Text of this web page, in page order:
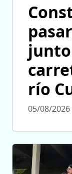
río
05/08/2026